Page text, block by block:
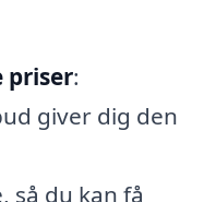
priser:
giver dig den
så du kan få